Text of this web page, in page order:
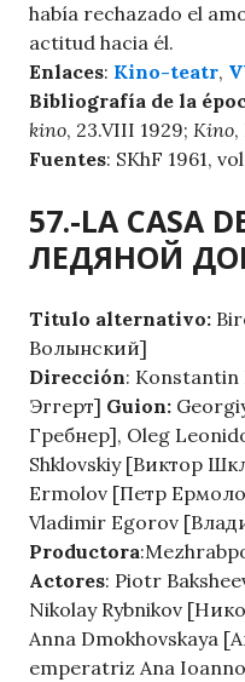
había rechazado el
actitud hacia él.
Enlaces: Kino-teatr,
Bibliografía de la
kino, 23.VIII 1929; Kino,
Fuentes: SKhF 1961,
57.-LA CASA
ЛЕДЯНОЙ
Titulo alternativo:
Волынский]
Dirección:
Эггерт] Guion:
Гребнер], Oleg
Shklovskiy [Виктор
Ermolov [Петр
Vladimir Egorov
Productora
Actores: Piotr
Nikolay Rybnikov
Anna Dmokhovskaya
emperatriz Ana